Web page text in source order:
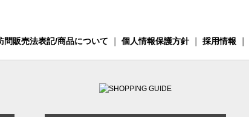
問販売法表記/商品について 個人情報保護方針｜ 採用情報